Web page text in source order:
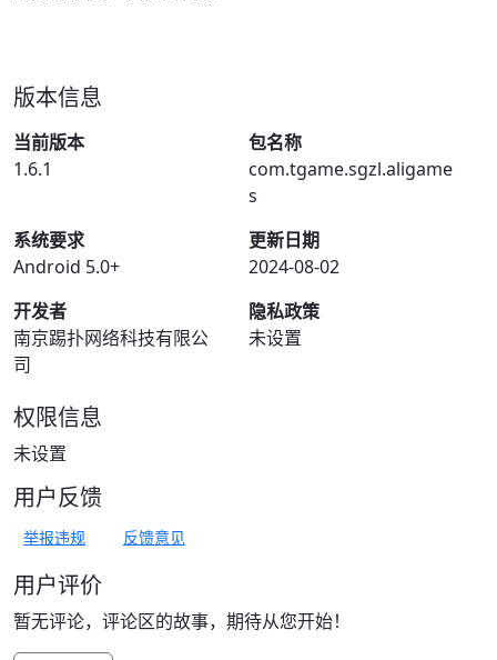
版本信息
当前版本
1.6.1
包名称
com.tgame.sgzl.aligame
s
系统要求
Android 5.0+
更新日期
2024-08-02
开发者
南京踢扑网络科技有限公
司
隐私政策
未设置
权限信息
未设置
用户反馈
举报违规 反馈意见
用户评价
暂无评论，评论区的故事，期待从您开始！